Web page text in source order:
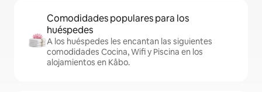
Comodidades populares para los
huéspedes
A los huéspedes les encantan las siguientes
comodidades Cocina, Wifi y Piscina en los
alojamientos en Kåbo.